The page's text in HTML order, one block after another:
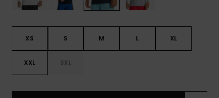
XS S M L XL
XXL 3XL